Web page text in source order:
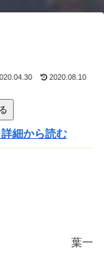
2020.08.10
細から読む
葉一